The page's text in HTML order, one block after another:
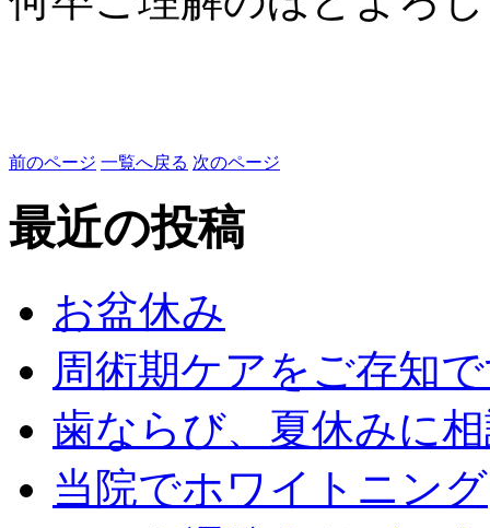
前のページ 一覧へ戻る 次のページ
最近の投稿
お盆休み
周術期ケアをご存知
歯ならび、夏休みに
当院でホワイトニング